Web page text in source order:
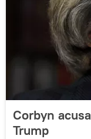
Corbyn
Trump